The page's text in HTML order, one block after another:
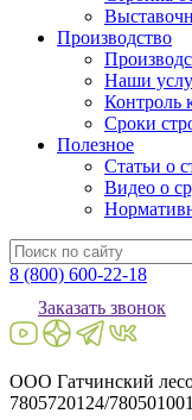
Производство
Наши
Контроль
Сроки
Полезное
Статьи о
Видео о
8 (800) 600-22-18
Заказать звонок
ООО Гатчинский
7805720124/780501001